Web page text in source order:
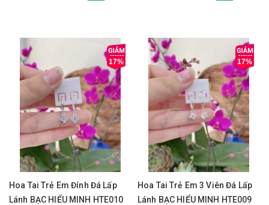
17%
Hoa Tai Trẻ Em Đính Đá Lấp
Lánh BẠC HIỂU MINH HTE010
17%
Hoa Tai Trẻ Em 3 Viên Đá Lấp
Lánh BẠC HIỂU MINH HTE009